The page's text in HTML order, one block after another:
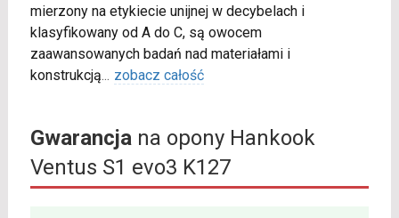
mierzony na etykiecie unijnej w decybelach i
klasyfikowany od A do C, są owocem
zaawansowanych badań nad materiałami i
konstrukcją... zobacz całość
Gwarancjana opony Hankook
Ventus S1 evo3 K127